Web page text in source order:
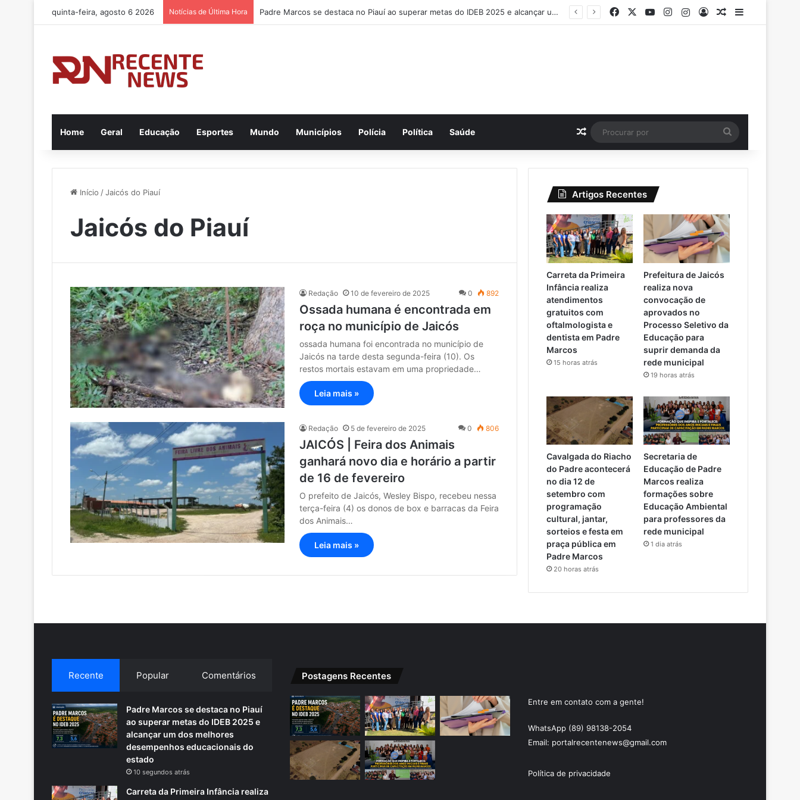
quinta-feira, agosto 6 2026 Notícias de Última Hora Padre Marcos se destaca no Piauí ao superar metas do IDEB 2025 e alcançar um dos melhores desempenhos educacionais do estado Facebook YouTubeInstagramInstagram
EntrarArtigo aleatório
Home Geral Educação Esportes Mundo Municípios Polícia Política Saúde Artigo aleatório
por
Início /Jaicós do Piauí
Jaicós do Piauí
Redação 10 de fevereiro de 2025 0 892
Ossada humana é encontrada em
roça no município de Jaicós
ossada humana foi encontrada no município de
Jaicós na tarde desta segunda-feira (10). Os
restos mortais estavam em uma propriedade…
Leia mais »
Redação 5 de fevereiro de 2025 0 806
JAICÓS | Feira dos Animais
ganhará novo dia e horário a partir
de 16 de fevereiro
O prefeito de Jaicós, Wesley Bispo, recebeu nessa
terça-feira (4) os donos de box e barracas da Feira
dos Animais…
Leia mais »
Artigos Recentes
Carreta da Primeira
Infância realiza
atendimentos
gratuitos com
oftalmologista e
dentista em Padre
Marcos
15 horas atrás
Prefeitura de Jaicós
realiza nova
convocação de
aprovados no
Processo Seletivo da
Educação para
suprir demanda da
rede municipal
19 horas atrás
Cavalgada do Riacho
do Padre acontecerá
no dia 12 de
setembro com
programação
cultural, jantar,
sorteios e festa em
praça pública em
Padre Marcos
20 horas atrás
Secretaria de
Educação de Padre
Marcos realiza
formações sobre
Educação Ambiental
para professores da
rede municipal
1 dia atrás
Recente Popular Comentários
Padre Marcos se destaca no Piauí
ao superar metas do IDEB 2025 e
alcançar um dos melhores
desempenhos educacionais do
estado
10 segundos atrás
Carreta da Primeira Infância realiza
Postagens Recentes
Entre em contato com a gente!
WhatsApp (89) 98138-2054
Email: portalrecentenews@gmail.com
Política de privacidade